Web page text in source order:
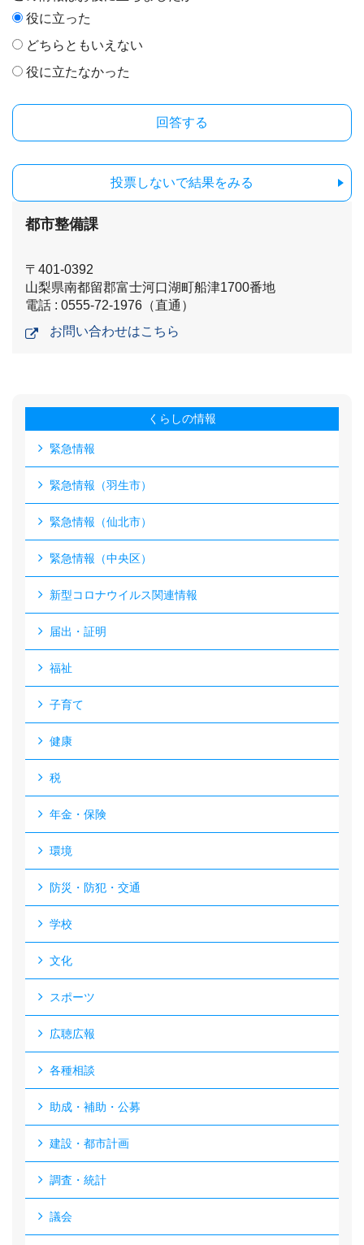
役に立った
どちらともいえない
役に立たなかった
投票しないで結果をみる
都市整備課
〒401-0392
山梨県南都留郡富士河口湖町船津1700番地
電話 : 0555-72-1976（直通）
お問い合わせはこちら
くらしの情報
緊急情報
緊急情報（羽生市）
緊急情報（仙北市）
緊急情報（中央区）
新型コロナウイルス関連情報
届出・証明
福祉
子育て
健康
税
年金・保険
環境
防災・防犯・交通
学校
文化
スポーツ
広聴広報
各種相談
助成・補助・公募
建設・都市計画
調査・統計
議会